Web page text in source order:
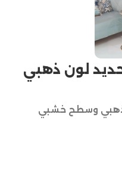
لون ذهبي
ذهبي وسطح خشبي